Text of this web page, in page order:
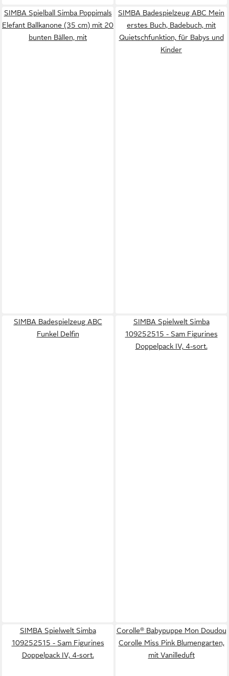
SIMBA Spielball Simba Poppimals
Elefant Ballkanone (35 cm) mit 20
bunten Bällen, mit
SIMBA Badespielzeug ABC Mein
erstes Buch, Badebuch, mit
Quietschfunktion, für Babys und
Kinder
SIMBA Badespielzeug ABC
Funkel Delfin
SIMBA Spielwelt Simba
109252515 - Sam Figurines
Doppelpack IV, 4-sort.
SIMBA Spielwelt Simba
109252515 - Sam Figurines
Doppelpack IV, 4-sort.
Corolle® Babypuppe Mon Doudou
Corolle Miss Pink Blumengarten,
mit Vanilleduft